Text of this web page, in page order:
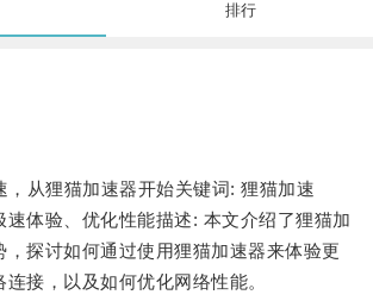
排行
从狸猫加速器开始关键词: 狸猫加速
速体验、优化性能描述: 本文介绍了狸猫加
，探讨如何通过使用狸猫加速器来体验更
接，以及如何优化网络性能。